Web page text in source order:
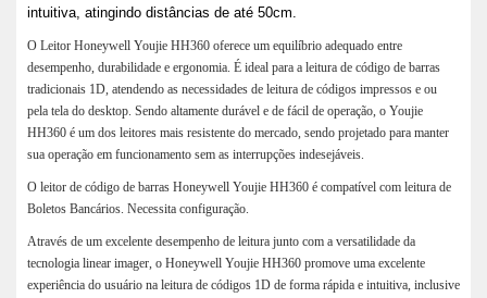
intuitiva, atingindo distâncias de até 50cm.
O Leitor Honeywell Youjie HH360 oferece um equilíbrio adequado entre
desempenho, durabilidade e ergonomia. É ideal para a leitura de código de barras
tradicionais 1D, atendendo as necessidades de leitura de códigos impressos e ou
pela tela do desktop. Sendo altamente durável e de fácil de operação, o Youjie
HH360 é um dos leitores mais resistente do mercado, sendo projetado para manter
sua operação em funcionamento sem as interrupções indesejáveis.
O leitor de código de barras Honeywell Youjie HH360 é compatível com leitura de
Boletos Bancários. Necessita configuração.
Através de um excelente desempenho de leitura junto com a versatilidade da
tecnologia linear imager, o Honeywell Youjie HH360 promove uma excelente
experiência do usuário na leitura de códigos 1D de forma rápida e intuitiva, inclusive